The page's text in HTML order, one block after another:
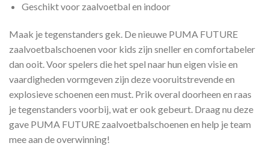
Geschikt voor zaalvoetbal en indoor
Maak je tegenstanders gek. De nieuwe PUMA FUTURE
zaalvoetbalschoenen voor kids zijn sneller en comfortabeler
dan ooit. Voor spelers die het spel naar hun eigen visie en
vaardigheden vormgeven zijn deze vooruitstrevende en
explosieve schoenen een must. Prik overal doorheen en raas
je tegenstanders voorbij, wat er ook gebeurt. Draag nu deze
gave PUMA FUTURE zaalvoetbalschoenen en help je team
mee aan de overwinning!